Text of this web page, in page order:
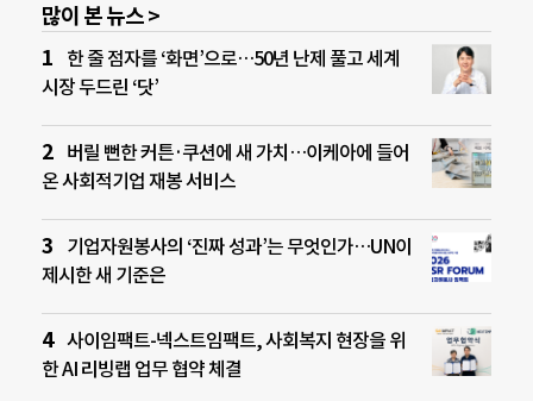
많이 본 뉴스 >
한 줄 점자를 ‘화면’으로…50년 난제 풀고 세계
시장 두드린 ‘닷’
버릴 뻔한 커튼·쿠션에 새 가치…이케아에 들어
온 사회적기업 재봉 서비스
기업자원봉사의 ‘진짜 성과’는 무엇인가…UN이
제시한 새 기준은
사이임팩트-넥스트임팩트, 사회복지 현장을 위
한 AI 리빙랩 업무 협약 체결